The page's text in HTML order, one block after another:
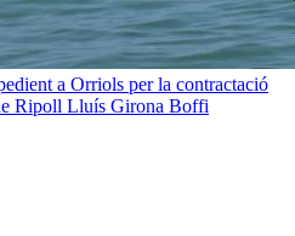
a Orriols per la contractació
Ripoll Lluís Girona Boffi